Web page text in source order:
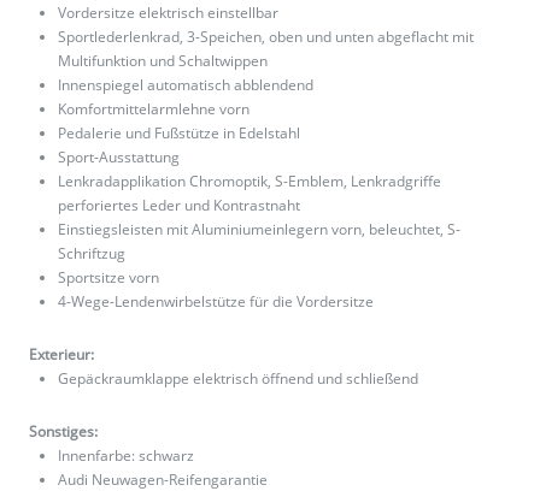
Vordersitze elektrisch einstellbar
Sportlederlenkrad, 3-Speichen, oben und unten abgeflacht mit
Multifunktion und Schaltwippen
Innenspiegel automatisch abblendend
Komfortmittelarmlehne vorn
Pedalerie und Fußstütze in Edelstahl
Sport-Ausstattung
Lenkradapplikation Chromoptik, S-Emblem, Lenkradgriffe
perforiertes Leder und Kontrastnaht
Einstiegsleisten mit Aluminiumeinlegern vorn, beleuchtet, S-
Schriftzug
Sportsitze vorn
4-Wege-Lendenwirbelstütze für die Vordersitze
Exterieur:
Gepäckraumklappe elektrisch öffnend und schließend
Sonstiges:
Innenfarbe: schwarz
Audi Neuwagen-Reifengarantie